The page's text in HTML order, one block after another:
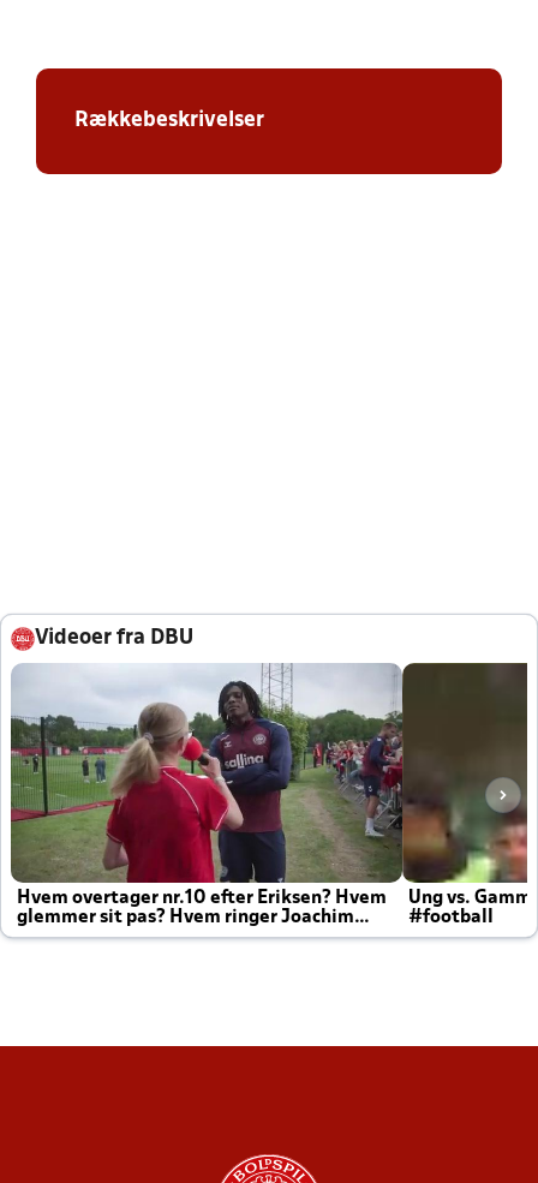
Rækkebeskrivelser
Videoer fra DBU
Hvem overtager nr.10 efter Eriksen? Hvem
glemmer sit pas? Hvem ringer Joachim
altid til efter kampe?
Ung vs.
#football